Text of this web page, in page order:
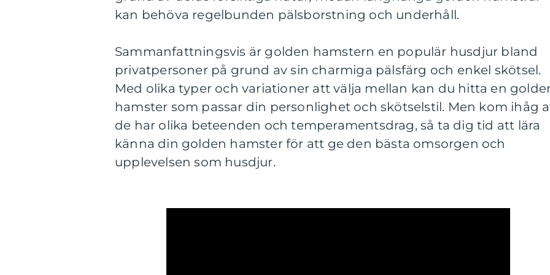
kan behöva regelbunden pälsborstning och underhåll.
Sammanfattningsvis är golden hamstern en populär husdjur bland
privatpersoner på grund av sin charmiga pälsfärg och enkel skötsel.
Med olika typer och variationer att välja mellan kan du hitta en
hamster som passar din personlighet och skötselstil. Men kom ihåg
de har olika beteenden och temperamentsdrag, så ta dig tid att lära
känna din golden hamster för att ge den bästa omsorgen och
upplevelsen som husdjur.